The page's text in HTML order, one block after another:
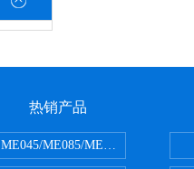
热销产品
ME045/ME085/ME150ME系列